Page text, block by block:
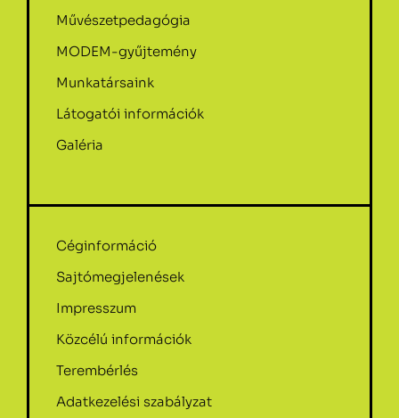
Művészetpedagógia
MODEM-gyűjtemény
Munkatársaink
Látogatói információk
Galéria
Céginformáció
Sajtómegjelenések
Impresszum
Közcélú információk
Terembérlés
Adatkezelési szabályzat